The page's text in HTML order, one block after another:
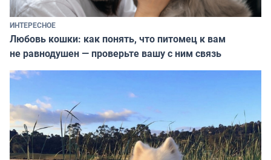
ИНТЕРЕСНОЕ
Любовь кошки: как понять, что питомец к вам
не равнодушен — проверьте вашу с ним связь